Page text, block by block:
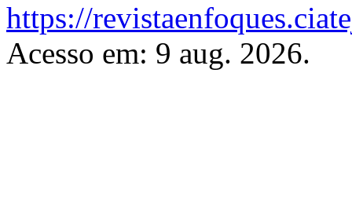
https://
Acesso em: 9 aug. 2026.